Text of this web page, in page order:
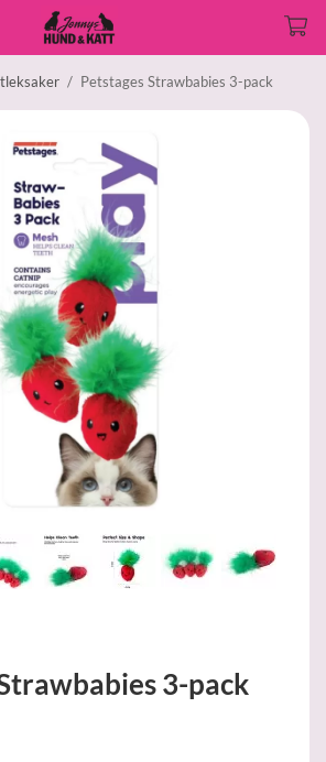
/ Petstages Strawbabies 3-pack
3-pack